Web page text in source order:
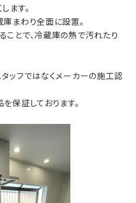
ます。
まわり全面に設置。
とで、冷蔵庫の熱で汚れたり
ッフではなくメーカーの施工認
保証しております。